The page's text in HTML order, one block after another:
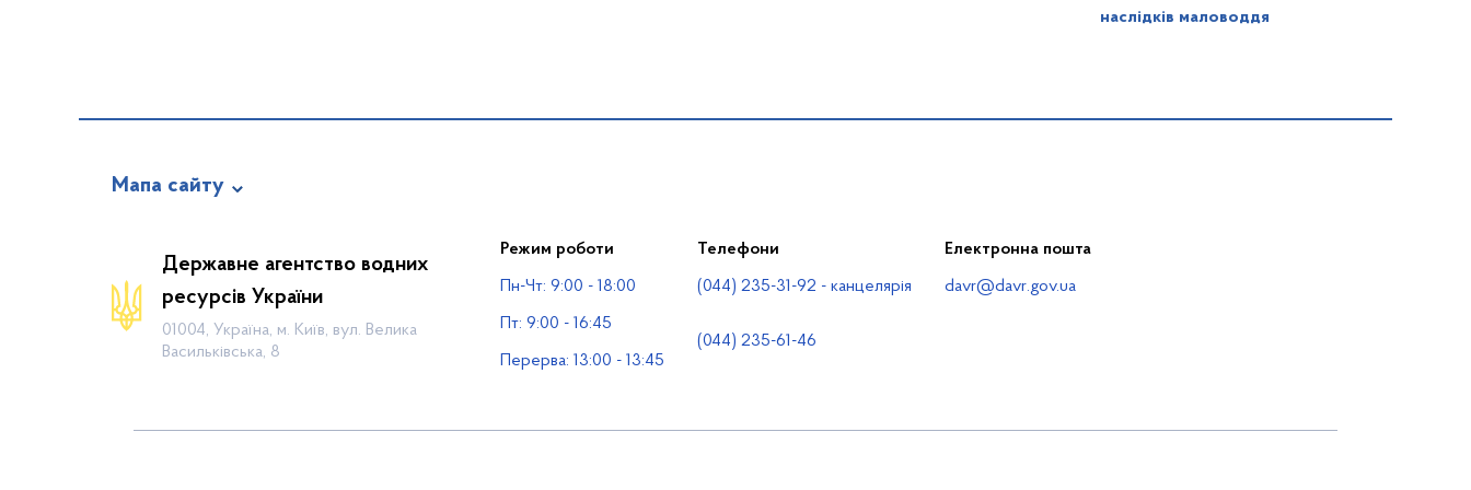
наслідків маловоддя
Мапа сайту
Діяльність
Громадянам
Прес-центр
Водогосподарські організації
Державне агентство водних
ресурсів України
01004, Україна, м. Київ, вул. Велика
Васильківська, 8
Режим роботи
Пн-Чт: 9:00 - 18:00
Пт: 9:00 - 16:45
Перерва: 13:00 - 13:45
Телефони
(044) 235-31-92 - канцелярія
(044) 235-61-46
Електронна пошта
davr@davr.gov.ua